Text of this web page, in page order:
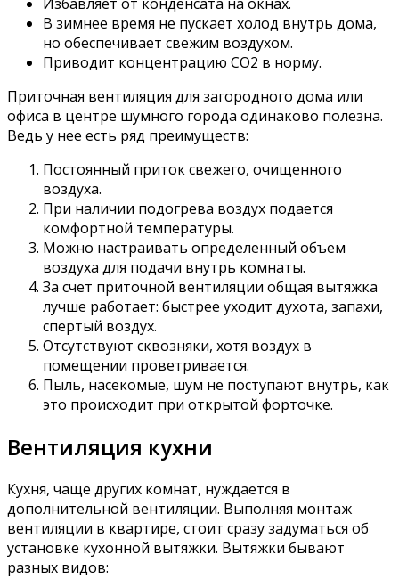
Избавляет от конденсата на окнах.
В зимнее время не пускает холод внутрь дома,
но обеспечивает свежим воздухом.
Приводит концентрацию СО2 в норму.
Приточная вентиляция для загородного дома или
офиса в центре шумного города одинаково полезна.
Ведь у нее есть ряд преимуществ:
Постоянный приток свежего, очищенного
воздуха.
При наличии подогрева воздух подается
комфортной температуры.
Можно настраивать определенный объем
воздуха для подачи внутрь комнаты.
За счет приточной вентиляции общая вытяжка
лучше работает: быстрее уходит духота, запахи,
спертый воздух.
Отсутствуют сквозняки, хотя воздух в
помещении проветривается.
Пыль, насекомые, шум не поступают внутрь, как
это происходит при открытой форточке.
Вентиляция кухни
Кухня, чаще других комнат, нуждается в
дополнительной вентиляции. Выполняя монтаж
вентиляции в квартире, стоит сразу задуматься об
установке кухонной вытяжки. Вытяжки бывают
разных видов: